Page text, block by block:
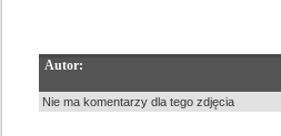
Autor:
Nie ma komentarzy dla tego zdjęcia